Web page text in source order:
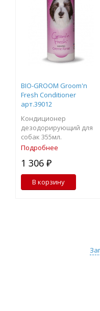
BIO-GROOM Groom'n
Fresh Conditioner
арт.39012
Кондиционер
дезодорирующий для
собак 355мл.
Подробнее
1 306 ₽
В корзину